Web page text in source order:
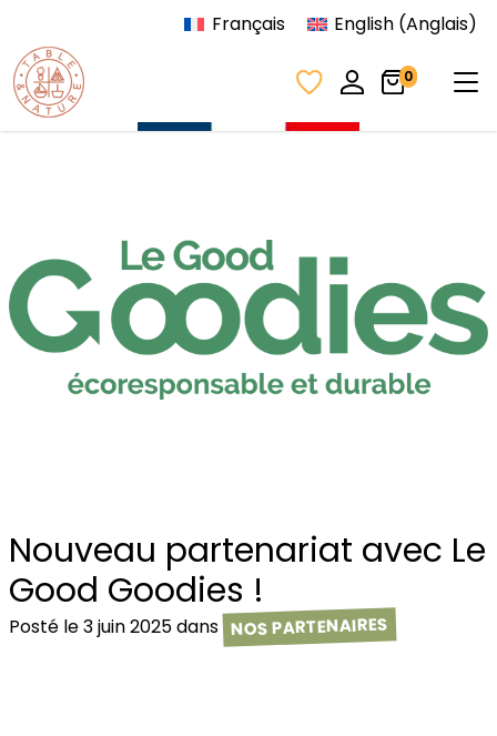
Français English (Anglais)
0
Nouveau partenariat avec Le
Good Goodies !
Posté le 3 juin 2025 dans NOS PARTENAIRES